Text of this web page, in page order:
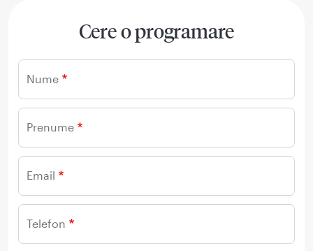
Cere o programare
Nume
Prenume
Email
Telefon